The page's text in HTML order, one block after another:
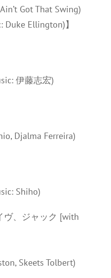
Got That Swing)
Ellington)】
伊藤志宏)
Djalma Ferreira)
Shiho)
ヴ、ジャック [with
Skeets Tolbert)